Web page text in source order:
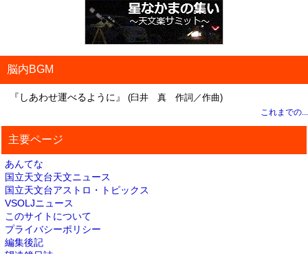
脳内BGM
『しあわせ運べるように』 (臼井 真 作詞／作曲)
これまでの...
主要ページ
あんてな
国立天文台天文ニュース
国立天文台アストロ・トピックス
VSOLJニュース
このサイトについて
プライバシーポリシー
編集後記